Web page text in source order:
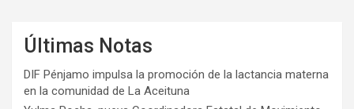
Últimas Notas
DIF Pénjamo impulsa la promoción de la lactancia materna
en la comunidad de La Aceituna